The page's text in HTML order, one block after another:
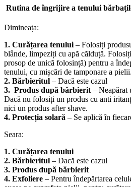
Rutina de îngrijire a tenului
Dimineața:
1. Curățarea tenului– Folosiți
blânde, limpeziți cu apă călduță.
prosop de unică folosință) pentru a
tenului, cu mișcări de tamponare a
2. Bărbieritul – Dacă este cazul
3. Produs după bărbierit– Neapărat
Dacă nu folosiți un produs cu anti
nici un produs after shave.
4. Protecția solară – Se aplică în
Seara:
1. Curățarea tenului
2. Bărbieritul – Dacă este cazul
3. Produs după bărbierit
4. Exfoliere – Pentru îndepărtarea